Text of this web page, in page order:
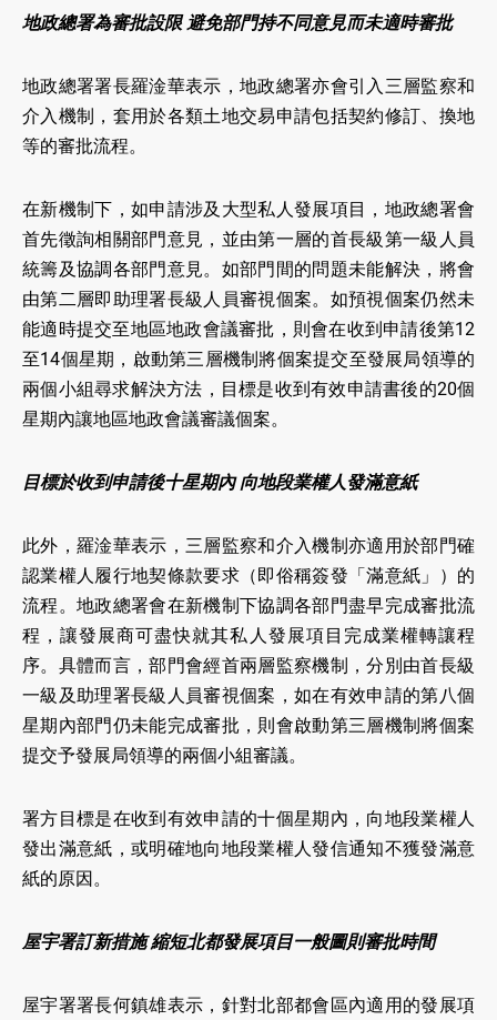
地政總署為審批設限 避免部門持不同意見而未適時審批
地政總署署長羅淦華表示，地政總署亦會引入三層監察和
介入機制，套用於各類土地交易申請包括契約修訂、換地
等的審批流程。
在新機制下，如申請涉及大型私人發展項目，地政總署會
首先徵詢相關部門意見，並由第一層的首長級第一級人員
統籌及協調各部門意見。如部門間的問題未能解決，將會
由第二層即助理署長級人員審視個案。如預視個案仍然未
能適時提交至地區地政會議審批，則會在收到申請後第12
至14個星期，啟動第三層機制將個案提交至發展局領導的
兩個小組尋求解決方法，目標是收到有效申請書後的20個
星期內讓地區地政會議審議個案。
目標於收到申請後十星期內 向地段業權人發滿意紙
此外，羅淦華表示，三層監察和介入機制亦適用於部門確
認業權人履行地契條款要求（即俗稱簽發「滿意紙」）的
流程。地政總署會在新機制下協調各部門盡早完成審批流
程，讓發展商可盡快就其私人發展項目完成業權轉讓程
序。具體而言，部門會經首兩層監察機制，分別由首長級
一級及助理署長級人員審視個案，如在有效申請的第八個
星期內部門仍未能完成審批，則會啟動第三層機制將個案
提交予發展局領導的兩個小組審議。
署方目標是在收到有效申請的十個星期內，向地段業權人
發出滿意紙，或明確地向地段業權人發信通知不獲發滿意
紙的原因。
屋宇署訂新措施 縮短北都發展項目一般圖則審批時間
屋宇署署長何鎮雄表示，針對北部都會區內適用的發展項